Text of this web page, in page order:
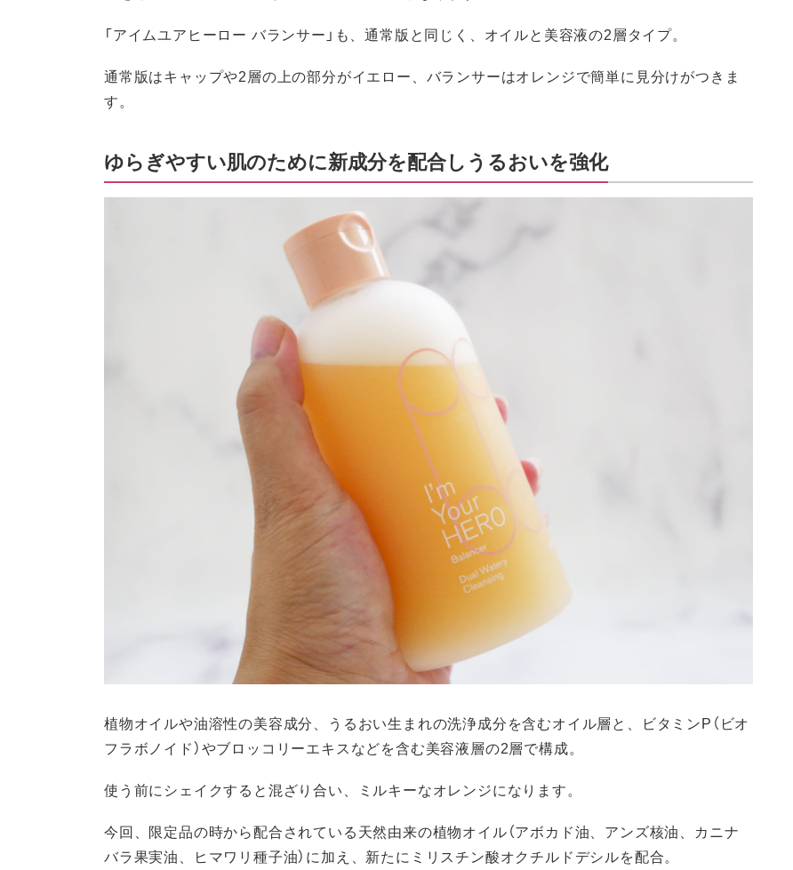
「アイムユアヒーロー バランサー」も、通常版と同じく、オイルと美容液の2層タイプ。
通常版はキャップや2層の上の部分がイエロー、バランサーはオレンジで簡単に見分けがつきま
す。
ゆらぎやすい肌のために新成分を配合しうるおいを強化
植物オイルや油溶性の美容成分、うるおい生まれの洗浄成分を含むオイル層と、ビタミンP（ビオ
フラボノイド）やブロッコリーエキスなどを含む美容液層の2層で構成。
使う前にシェイクすると混ざり合い、ミルキーなオレンジになります。
今回、限定品の時から配合されている天然由来の植物オイル（アボカド油、アンズ核油、カニナ
バラ果実油、ヒマワリ種子油）に加え、新たにミリスチン酸オクチルドデシルを配合。